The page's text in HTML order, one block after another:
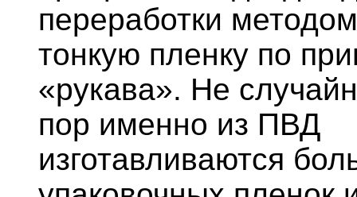
переработки
тонкую пленку по
«рукава». Не
пор именно из ПВД
изготавливаются